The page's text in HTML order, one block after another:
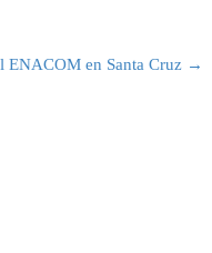
ENACOM en Santa Cruz →